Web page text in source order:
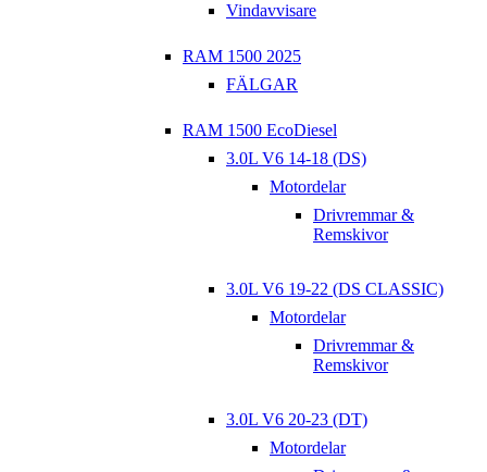
Vindavvisare
RAM 1500 2025
FÄLGAR
RAM 1500 EcoDiesel
3.0L V6 14-18 (DS)
Motordelar
Drivremmar &
Remskivor
3.0L V6 19-22 (DS CLASSIC)
Motordelar
Drivremmar &
Remskivor
3.0L V6 20-23 (DT)
Motordelar